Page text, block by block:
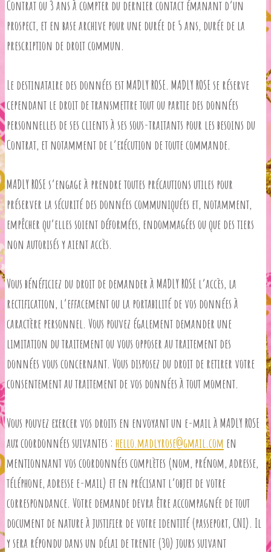
Contrat ou 3 ans à compter du dernier contact émanant d’un
prospect, et en base archive pour une durée de 5 ans, durée de la
prescription de droit commun.
Le destinataire des données est MADLY ROSE. MADLY ROSE se réserve
cependant le droit de transmettre tout ou partie des données
personnelles de ses clients à ses sous-traitants pour les besoins du
Contrat, et notamment de l’exécution de toute commande.
MADLY ROSE s’engage à prendre toutes précautions utiles pour
préserver la sécurité des données communiquées et, notamment,
empêcher qu’elles soient déformées, endommagées ou que des tiers
non autorisés y aient accès.
Vous bénéficiez du droit de demander à MADLY ROSE l’accès, la
rectification, l’effacement ou la portabilité de vos données à
caractère personnel. Vous pouvez également demander une
limitation du traitement ou vous opposer au traitement des
données vous concernant. Vous disposez du droit de retirer votre
consentement au traitement de vos données à tout moment.
Vous pouvez exercer vos droits en envoyant un e-mail à MADLY ROSE
aux coordonnées suivantes : hello.madlyrose@gmail.com en
mentionnant vos coordonnées complètes (nom, prénom, adresse,
téléphone, adresse e-mail) et en précisant l’objet de votre
correspondance. Votre demande devra être accompagnée de tout
document de nature à justifier de votre identité (passeport, CNI). Il
y sera répondu dans un délai de trente (30) jours suivant